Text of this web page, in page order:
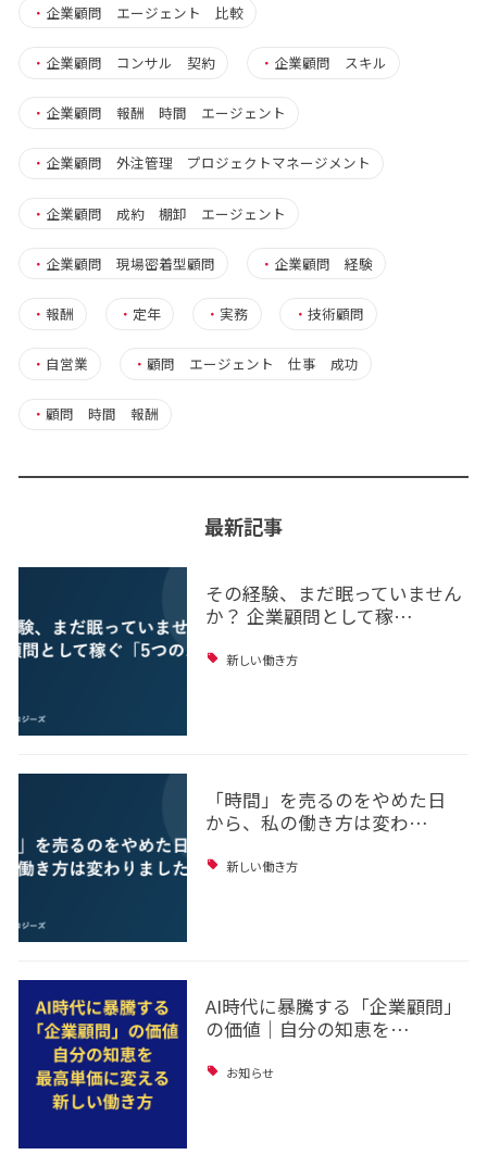
・ 企業顧問 エージェント 比較
・ 企業顧問 コンサル 契約 ・ 企業顧問 スキル
・ 企業顧問 報酬 時間 エージェント
・ 企業顧問 外注管理 プロジェクトマネージメント
・ 企業顧問 成約 棚卸 エージェント
・ 企業顧問 現場密着型顧問 ・ 企業顧問 経験
・ 報酬 ・ 定年 ・ 実務 ・ 技術顧問
・ 自営業 ・顧問 エージェント 仕事 成功
・ 顧問 時間 報酬
最新記事
その経験、まだ眠っていません
か？ 企業顧問として稼…
新しい働き方
「時間」を売るのをやめた日
から、私の働き方は変わ…
新しい働き方
AI時代に暴騰する「企業顧問」
の価値｜自分の知恵を…
お知らせ